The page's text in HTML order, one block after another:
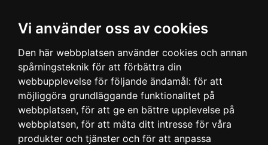
Vi använder oss av cookies
Den här webbplatsen använder cookies och annan
spårningsteknik för att förbättra din
webbupplevelse för följande ändamål: för att
möjliggöra grundläggande funktionalitet på
webbplatsen, för att ge en bättre upplevelse på
webbplatsen, för att mäta ditt intresse för våra
produkter och tjänster och för att anpassa